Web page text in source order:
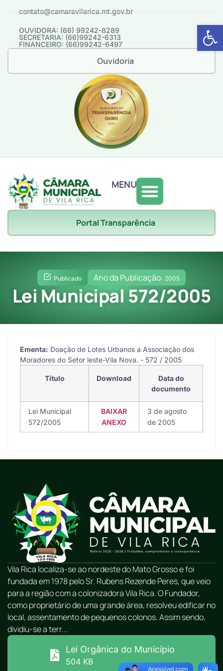
Abrir
contato@camaravilarica.mt.gov.br
OUVIDORA: (66) 99242-8289
SECRETARIA: (66)99242-6313
FINANCEIRO: (66)99242-6497
Ouvidoria
MENU
Portal Transparência
Publicado Ano da Publicação: 2005
Lei Municipal 572/2005
Ementa: Doação de Lotes Urbanos a Associação dos
Moradores do Setor leste-Vila Nova. - 572 / 2005
Título Download
Data do
documento
Lei Municipal
572/2005
BAIXAR
ANEXO
3 de agosto
de 2005
Vila Rica localiza-se ao nordeste do Mato Grosso e foi
fundada em 1978 pelo Sr. Rubens Rezende Peres, que veio
para a região com a colonizadora Vila Rica. O Fundador,
como proprietário de uma grande área, resolveu edificar no
local, assentamento de pequenos colonos. Assim sendo,
dividiu-se a terr...
Lei Orgânica do Município
504 KB